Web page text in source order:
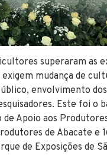
superaram as
mudança de
envolvimento dos
Este foi o
Apoio aos
de Abacate e
de Exposições de